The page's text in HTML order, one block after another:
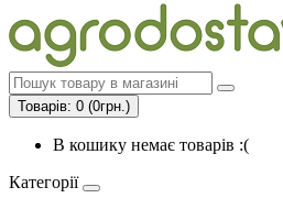
Товарів: 0 (0грн.)
В кошику немає товарів :(
Категорії